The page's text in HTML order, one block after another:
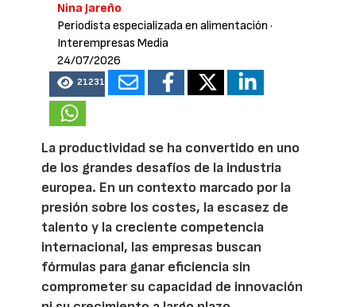
Nina Jareño
Periodista especializada en alimentación ·
Interempresas Media
24/07/2026
21231
La productividad se ha convertido en uno
de los grandes desafíos de la industria
europea. En un contexto marcado por la
presión sobre los costes, la escasez de
talento y la creciente competencia
internacional, las empresas buscan
fórmulas para ganar eficiencia sin
comprometer su capacidad de innovación